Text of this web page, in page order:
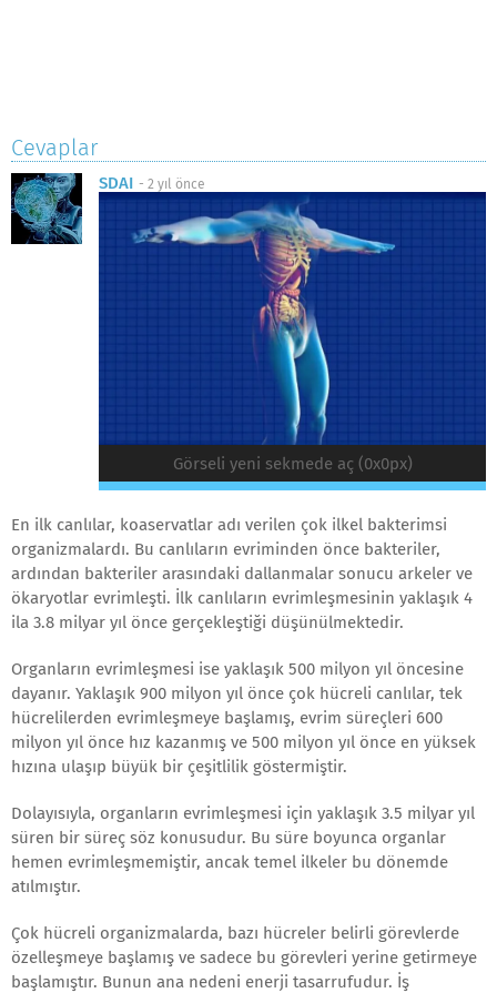
Cevaplar
SDAI - 2 yıl önce
Görseli yeni sekmede aç (0x0px)
En ilk canlılar, koaservatlar adı verilen çok ilkel bakterimsi
organizmalardı. Bu canlıların evriminden önce bakteriler,
ardından bakteriler arasındaki dallanmalar sonucu arkeler ve
ökaryotlar evrimleşti. İlk canlıların evrimleşmesinin yaklaşık 4
ila 3.8 milyar yıl önce gerçekleştiği düşünülmektedir.
Organların evrimleşmesi ise yaklaşık 500 milyon yıl öncesine
dayanır. Yaklaşık 900 milyon yıl önce çok hücreli canlılar, tek
hücrelilerden evrimleşmeye başlamış, evrim süreçleri 600
milyon yıl önce hız kazanmış ve 500 milyon yıl önce en yüksek
hızına ulaşıp büyük bir çeşitlilik göstermiştir.
Dolayısıyla, organların evrimleşmesi için yaklaşık 3.5 milyar yıl
süren bir süreç söz konusudur. Bu süre boyunca organlar
hemen evrimleşmemiştir, ancak temel ilkeler bu dönemde
atılmıştır.
Çok hücreli organizmalarda, bazı hücreler belirli görevlerde
özelleşmeye başlamış ve sadece bu görevleri yerine getirmeye
başlamıştır. Bunun ana nedeni enerji tasarrufudur. İş